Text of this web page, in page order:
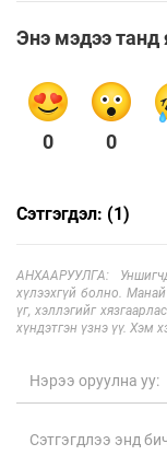
Энэ мэдээ танд
0 0
Сэтгэгдэл: (1)
АНХААРУУЛГА:
хүлээхгүй болно.
үг, хэллэгийг
хүндэтгэн үзнэ үү. Хэм